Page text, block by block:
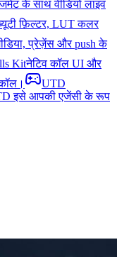
के साथ वीडियो लाइव
फ़िल्टर, LUT कलर
प्रेज़ेंस और push के
Kitनेटिव कॉल UI और
UTD
इसे आपकी एजेंसी के रूप